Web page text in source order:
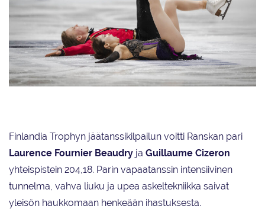
Finlandia Trophyn jäätanssikilpailun voitti Ranskan pari
Laurence Fournier Beaudry ja Guillaume Cizeron
yhteispistein 204,18. Parin vapaatanssin intensiivinen
tunnelma, vahva liuku ja upea askeltekniikka saivat
yleisön haukkomaan henkeään ihastuksesta.